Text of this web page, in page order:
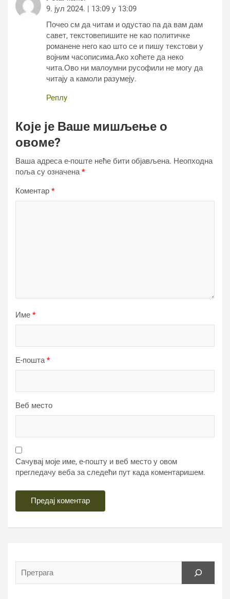
9. јул 2024. | 13:09 у 13:09
Почео см да читам и одустао па да вам дам
савет, текстовепишите не као политичке
романене него као што се и пишу текстови у
војним часописима.Ако хоћете да неко
чита.Ово ни малоумни русофили не могу да
читају а камоли разумеју.
Реплy
Које је Ваше мишљење о
овоме?
Ваша адреса е-поште неће бити објављена. Неопходна
поља су означена*
Коментар *
Име *
Е-пошта*
Веб место
Сачувај моје име, е-пошту и веб место у овом
прегледачу веба за следећи пут када коментаришем.